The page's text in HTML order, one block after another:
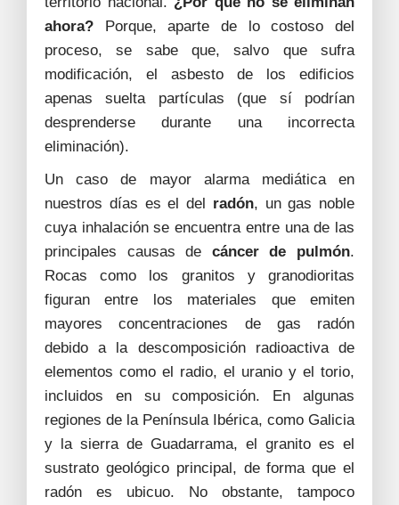
ahora? Porque, aparte de lo costoso del
proceso, se sabe que, salvo que sufra
modificación, el asbesto de los edificios
apenas suelta partículas (que sí podrían
desprenderse durante una incorrecta
eliminación).
Un caso de mayor alarma mediática en
nuestros días es el del radón, un gas noble
cuya inhalación se encuentra entre una de las
principales causas de cáncer de pulmón.
Rocas como los granitos y granodioritas
figuran entre los materiales que emiten
mayores concentraciones de gas radón
debido a la descomposición radioactiva de
elementos como el radio, el uranio y el torio,
incluidos en su composición. En algunas
regiones de la Península Ibérica, como Galicia
y la sierra de Guadarrama, el granito es el
sustrato geológico principal, de forma que el
radón es ubicuo. No obstante, tampoco